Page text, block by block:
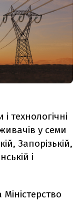
технологічні
у семи
Запорізькій,
і